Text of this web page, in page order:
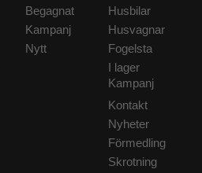
Begagnat
Kampanj
Nytt
Husbilar
Husvagnar
Fogelsta
I lager
Kampanj
Kontakt
Nyheter
Förmedling
Skrotning